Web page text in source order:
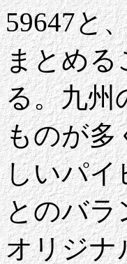
59647と
まとめる
る。九州
ものが多
しいパイ
とのバラ
オリジナ